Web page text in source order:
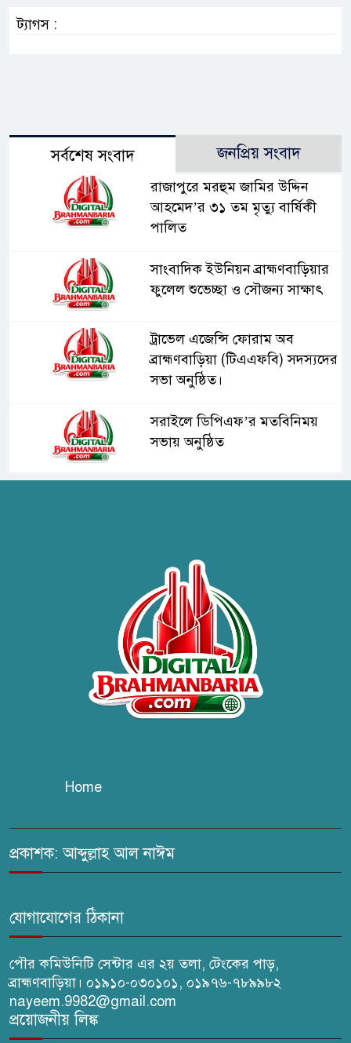
ট্যাগস :
সর্বশেষ সংবাদ জনপ্রিয় সংবাদ
রাজাপুরে মরহুম জামির উদ্দিন
আহমেদ’র ৩১ তম মৃত্যু বার্ষিকী
পালিত
সাংবাদিক ইউনিয়ন ব্রাহ্মণবাড়িয়ার
ফুলেল শুভেচ্ছা ও সৌজন্য সাক্ষাৎ
ট্রাভেল এজেন্সি ফোরাম অব
ব্রাহ্মণবাড়িয়া (টিএএফবি) সদস্যদের
সভা অনুষ্ঠিত।
সরাইলে ডিপিএফ’র মতবিনিময়
সভায় অনুষ্ঠিত
ব্রাহ্মণবাড়িয়ায় তরী বাংলাদেশের
উদ্যোগে বৃক্ষরোপণ ও গাছের চারা
বিতরণ।
কবি জয়দুল হোসেনের
‘পাখপাখালির মিলনমেলা’ গ্রন্থের
প্রকাশনা উৎসব
চুরির দায়ে সুলতানপুরের বোরহান
ঢেউ’র আহবায়ক সোহেল সদস্য
Home
প্রকাশক: আব্দুল্লাহ আল নাঈম
যোগাযোগের ঠিকানা
পৌর কমিউনিটি সেন্টার এর ২য় তলা, টেংকের পাড়,
ব্রাহ্মণবাড়িয়া। ০১৯১০-০৩০১০১, ০১৯৭৬-৭৮৯৯৮২
nayeem.9982@gmail.com
প্রয়োজনীয় লিঙ্ক